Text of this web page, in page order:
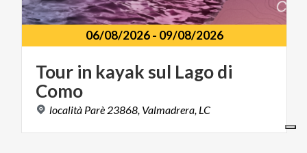
06/08/2026- 09/08/2026
Tour in kayak sul Lagodi
Como
località Parè 23868, Valmadrera, LC